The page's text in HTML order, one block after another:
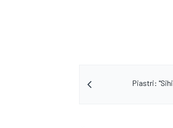
Piastri: